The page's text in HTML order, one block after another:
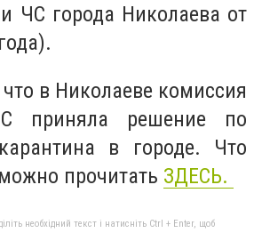
ЧС города Николаева от
в Николаеве комиссия
решение по
в городе. Что
прочитать ЗДЕСЬ.
необхідний текст і натисніть Ctrl + Enter, щоб